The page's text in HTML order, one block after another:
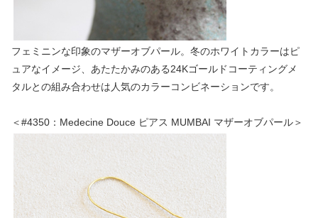
フェミニンな印象のマザーオブパール。冬のホワイトカラーはピ
ュアなイメージ、あたたかみのある24Kゴールドコーティングメ
タルとの組み合わせは人気のカラーコンビネーションです。
＜#4350：Medecine Douce ピアス MUMBAI マザーオブパール＞